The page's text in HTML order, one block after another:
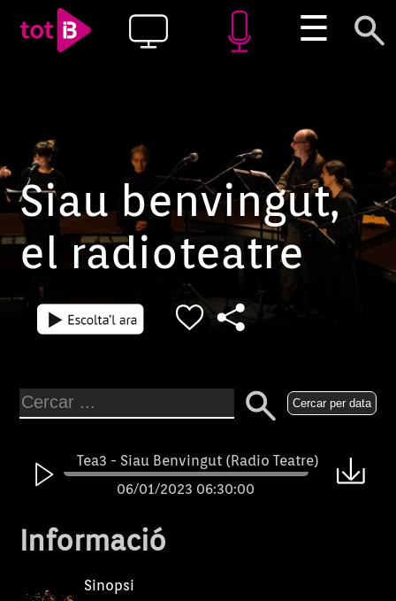
☰
Siau benvingut,
el radioteatre
Cercar per data
Tea3 - Siau Benvingut (Radio Teatre)
06/01/2023 06:30:00
Informació
Sinopsi